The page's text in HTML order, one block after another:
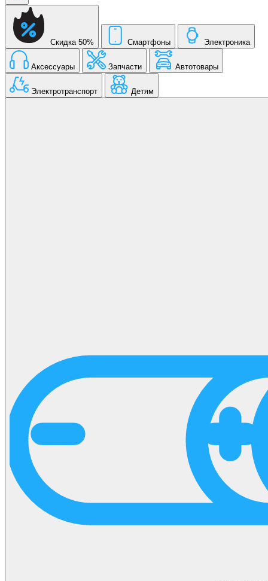
Скидка 50% Смартфоны Электроника
Аксессуары Запчасти Автотовары
Электротранспорт Детям